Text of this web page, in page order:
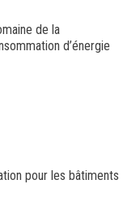
de la
d’énergie
pour les bâtiments